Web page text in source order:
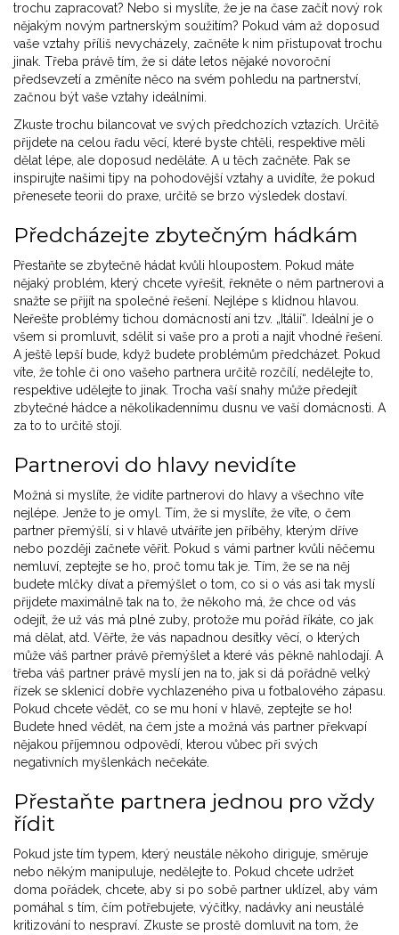
trochu zapracovat? Nebo si myslíte, že je na čase začít nový rok
nějakým novým partnerským soužitím? Pokud vám až doposud
vaše vztahy příliš nevycházely, začněte k nim přistupovat trochu
jinak. Třeba právě tím, že si dáte letos nějaké novoroční
předsevzetí a změníte něco na svém pohledu na partnerství,
začnou být vaše vztahy ideálními.
Zkuste trochu bilancovat ve svých předchozích vztazích. Určitě
přijdete na celou řadu věcí, které byste chtěli, respektive měli
dělat lépe, ale doposud neděláte. A u těch začněte. Pak se
inspirujte našimi tipy na pohodovější vztahy a uvidíte, že pokud
přenesete teorii do praxe, určitě se brzo výsledek dostaví.
Předcházejte zbytečným hádkám
Přestaňte se zbytečně hádat kvůli hloupostem. Pokud máte
nějaký problém, který chcete vyřešit, řekněte o něm partnerovi a
snažte se přijít na společné řešení. Nejlépe s klidnou hlavou.
Neřešte problémy tichou domácností ani tzv. „Itálií“. Ideální je o
všem si promluvit, sdělit si vaše pro a proti a najít vhodné řešení.
A ještě lepší bude, když budete problémům předcházet. Pokud
víte, že tohle či ono vašeho partnera určitě rozčílí, nedělejte to,
respektive udělejte to jinak. Trocha vaší snahy může předejít
zbytečné hádce a několikadennímu dusnu ve vaší domácnosti. A
za to to určitě stojí.
Partnerovi do hlavy nevidíte
Možná si myslíte, že vidíte partnerovi do hlavy a všechno víte
nejlépe. Jenže to je omyl. Tím, že si myslíte, že víte, o čem
partner přemýšlí, si v hlavě utváříte jen příběhy, kterým dříve
nebo později začnete věřit. Pokud s vámi partner kvůli něčemu
nemluví, zeptejte se ho, proč tomu tak je. Tím, že se na něj
budete mlčky dívat a přemýšlet o tom, co si o vás asi tak myslí
přijdete maximálně tak na to, že někoho má, že chce od vás
odejít, že už vás má plné zuby, protože mu pořád říkáte, co jak
má dělat, atd. Věřte, že vás napadnou desítky věcí, o kterých
může váš partner právě přemýšlet a které vás pěkně nahlodají. A
třeba váš partner právě myslí jen na to, jak si dá pořádně velký
řízek se sklenicí dobře vychlazeného piva u fotbalového zápasu.
Pokud chcete vědět, co se mu honí v hlavě, zeptejte se ho!
Budete hned vědět, na čem jste a možná vás partner překvapí
nějakou příjemnou odpovědí, kterou vůbec při svých
negativních myšlenkách nečekáte.
Přestaňte partnera jednou pro vždy
řídit
Pokud jste tím typem, který neustále někoho diriguje, směruje
nebo někým manipuluje, nedělejte to. Pokud chcete udržet
doma pořádek, chcete, aby si po sobě partner uklízel, aby vám
pomáhal s tím, čím potřebujete, výčitky, nadávky ani neustálé
kritizování to nespraví. Zkuste se prostě domluvit na tom, že